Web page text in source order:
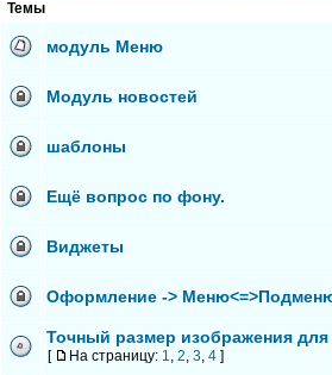
Темы
модуль Меню
Модуль новостей
шаблоны
Ещё вопрос по фону.
Виджеты
Оформление ->
Точный размер изображения
[ На страницу: 1, 2, 3, 4 ]